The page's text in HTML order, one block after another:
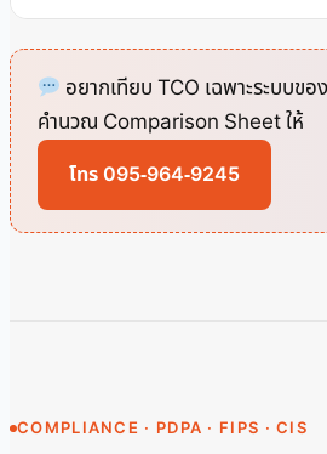
อยากเทียบ TCO เฉพาะระบบข
คำนวณ Comparison Sheet ให้
โทร 095-964-9245
COMPLIANCE · PDPA · FIPS · CIS